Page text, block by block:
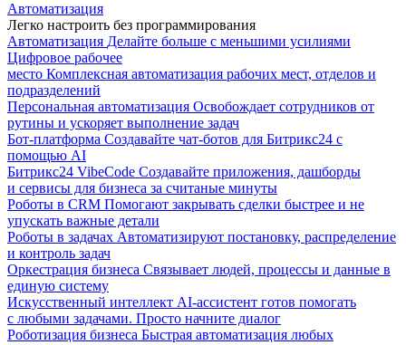
Автоматизация
Легко настроить без программирования
Автоматизация Делайте больше с меньшими усилиями
Цифровое рабочее
место Комплексная автоматизация рабочих мест, отделов и
подразделений
Персональная автоматизация Освобождает сотрудников от
рутины и ускоряет выполнение задач
Бот-платформа Создавайте чат-ботов для Битрикс24 с
помощью AI
Битрикс24 VibeCode Создавайте приложения, дашборды
и сервисы для бизнеса за считаные минуты
Роботы в CRM Помогают закрывать сделки быстрее и не
упускать важные детали
Роботы в задачах Автоматизируют постановку, распределение
и контроль задач
Оркестрация бизнеса Связывает людей, процессы и данные в
единую систему
Искусственный интеллект AI-ассистент готов помогать
с любыми задачами. Просто начните диалог
Роботизация бизнеса Быстрая автоматизация любых